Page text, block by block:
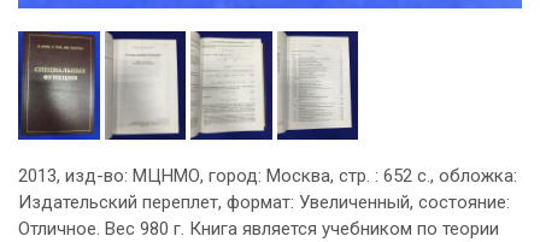
2013, изд-во: МЦНМО, город: Москва, стр. : 652 с., обложка:
Издательский переплет, формат: Увеличенный, состояние:
Отличное. Вес 980 г. Книга является учебником по теории